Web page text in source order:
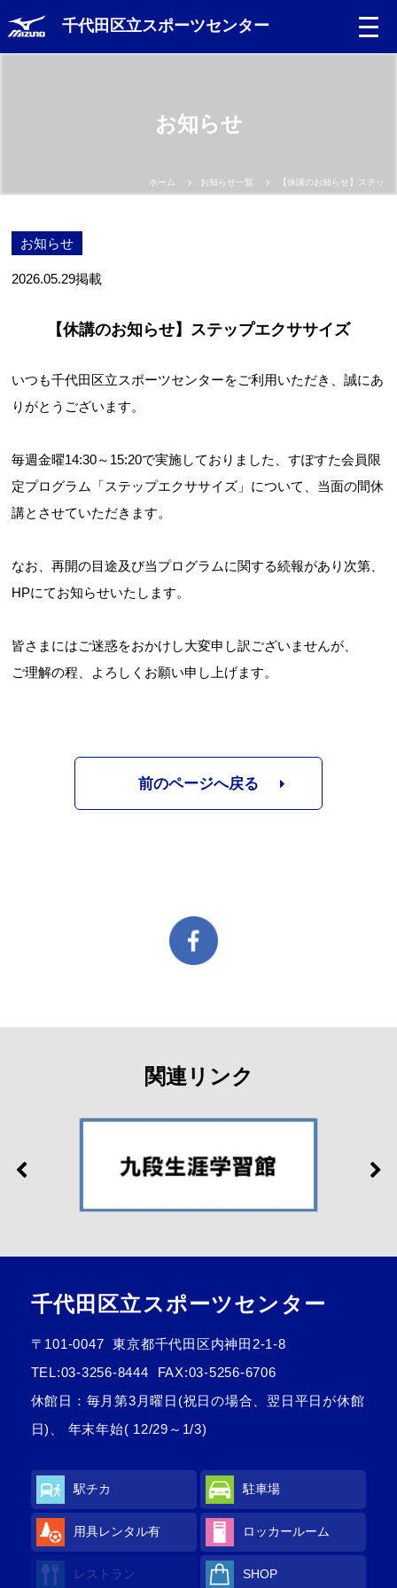
千代田区立スポーツセンター
日本語
English
お問合せフォーム
すぽすたちよだ施設予約システム
お知らせ
ホーム お知らせ一覧 【休講のお知らせ】ステップ
お知らせ
2026.05.29掲載
【休講のお知らせ】ステップエクササイズ
いつも千代田区立スポーツセンターをご利用いただき、誠にあ
りがとうございます。
毎週金曜14:30～15:20で実施しておりました、すぽすた会員限
定プログラム「ステップエクササイズ」について、当面の間休
講とさせていただきます。
なお、再開の目途及び当プログラムに関する続報があり次第、
HPにてお知らせいたします。
皆さまにはご迷惑をおかけし大変申し訳ございませんが、
ご理解の程、よろしくお願い申し上げます。
前のページへ戻る
関連リンク
千代田区立スポーツセンター
〒101-0047
東京都千代田区内神田2-1-8
TEL:03-3256-8444
FAX:03-5256-6706
休館日：毎月第3月曜日(祝日の場合、翌日平日が休館
日)、 年末年始( 12/29～1/3)
駅チカ 駐車場
用具レンタル有 ロッカールーム
レストラン SHOP